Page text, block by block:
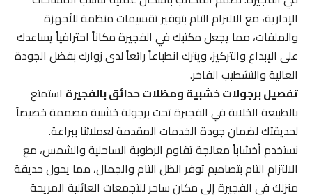
الإدارية، مع الالتزام التام بتوفير تقسيمات منظمة للأجهزة
والملفات، مما يجعل مكتبك في الفجيرة مكاناً احترافياً يساعدك
على الإبداع والتركيز، ويترك انطباعاً رائعاً لدى زوارك بفضل الجودة
العالية والتشطيب الفاخر.
تفصيل برجولات خشبية ومظلات حدائق بالفجيرةاستمتع
بالطبيعة الخلابة في الفجيرة تحت برجولة خشبية مصممة خصيصاً
لحديقتك لضمان جودة الخدمات المقدمة لعملائنا ببراعة.
نستخدم أخشاباً معالجة تقاوم الرطوبة الساحلية والشمس، مع
الالتزام التام بتصاميم توفر الظل التام والجمال، مما يحول حديقة
منزلك في الفجيرة إلى مكان ساحر للتجمعات العائلية المريحة